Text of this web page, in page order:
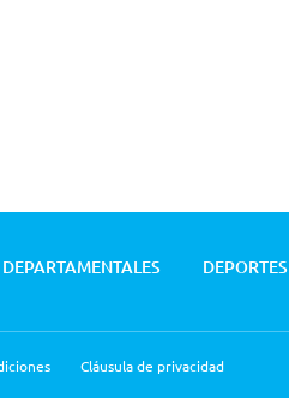
DEPARTAMENTALES DEPORTES
Cláusula de privacidad